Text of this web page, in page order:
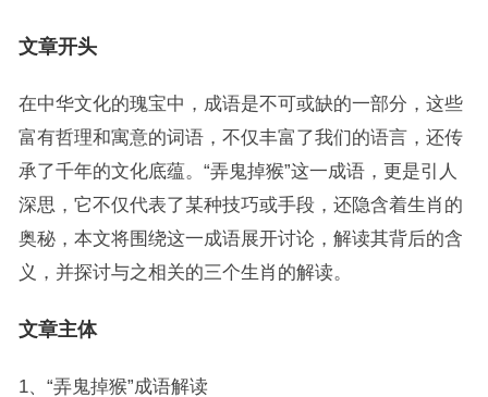
文章开头
在中华文化的瑰宝中，成语是不可或缺的一部分，这些
富有哲理和寓意的词语，不仅丰富了我们的语言，还传
承了千年的文化底蕴。“弄鬼掉猴”这一成语，更是引人
深思，它不仅代表了某种技巧或手段，还隐含着生肖的
奥秘，本文将围绕这一成语展开讨论，解读其背后的含
义，并探讨与之相关的三个生肖的解读。
文章主体
1、“弄鬼掉猴”成语解读